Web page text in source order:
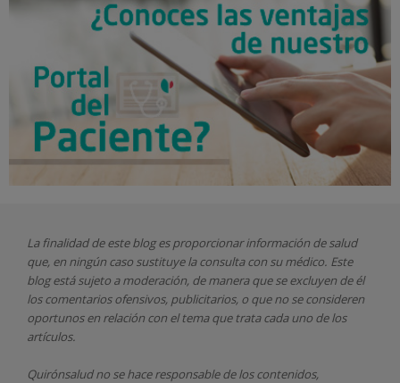
La finalidad de este blog es proporcionar información de salud
que, en ningún caso sustituye la consulta con su médico. Este
blog está sujeto a moderación, de manera que se excluyen de él
los comentarios ofensivos, publicitarios, o que no se consideren
oportunos en relación con el tema que trata cada uno de los
artículos.
Quirónsaludno se hace responsable de los contenidos,